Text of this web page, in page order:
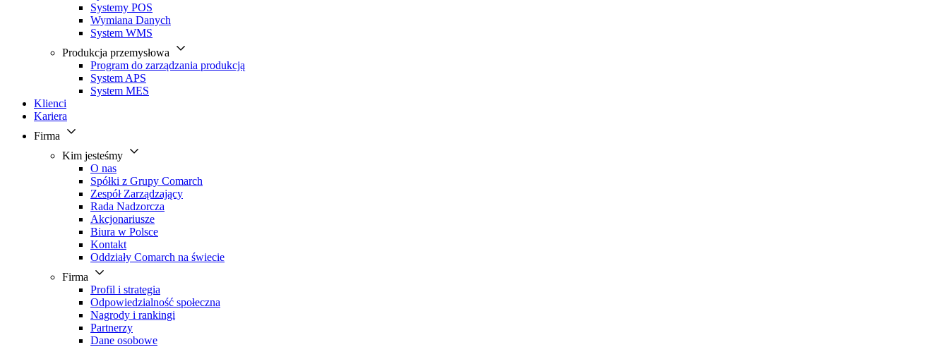
Systemy POS
Wymiana Danych
System WMS
Produkcja przemysłowa
Program do zarządzania produkcją
System APS
System MES
Klienci
Kariera
Firma
Kim jesteśmy
O nas
Spółki z Grupy Comarch
Zespół Zarządzający
Rada Nadzorcza
Akcjonariusze
Biura w Polsce
Kontakt
Oddziały Comarch na świecie
Firma
Profil i strategia
Odpowiedzialność społeczna
Nagrody i rankingi
Partnerzy
Dane osobowe